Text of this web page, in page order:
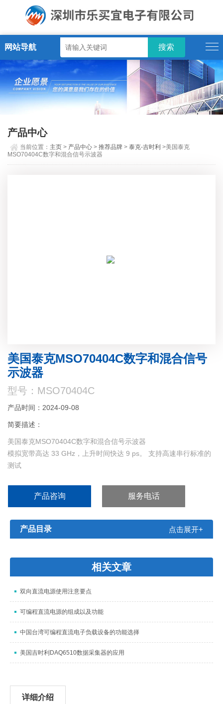
网站导航
产品中心
当前位置： 主页 > 产品中心 >推荐品牌 >泰克-吉时利 >美国泰克
MSO70404C数字和混合信号示波器
美国泰克MSO70404C数字和混合信号
示波器
型号：MSO70404C
产品时间：2024-09-08
简要描述：
美国泰克MSO70404C数字和混合信号示波器
模拟宽带高达 33 GHz，上升时间快达 9 ps。 支持高速串行标准的
测试
产品咨询 服务电话
产品目录 点击展开+
相关文章
双向直流电源使用注意要点
可编程直流电源的组成以及功能
中国台湾可编程直流电子负载设备的功能选择
美国吉时利DAQ6510数据采集器的应用
详细介绍